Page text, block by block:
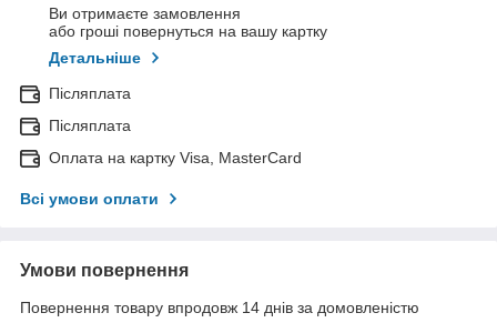
Ви отримаєте замовлення
або гроші повернуться на вашу картку
Детальніше
Післяплата
Післяплата
Оплата на картку Visa, MasterCard
Всі умови оплати
Умови повернення
Повернення товару впродовж 14 днів за домовленістю